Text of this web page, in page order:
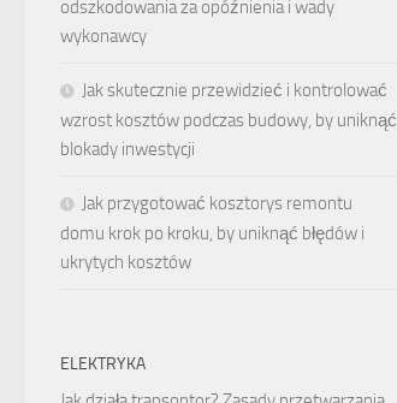
odszkodowania za opóźnienia i wady
wykonawcy
Jak skutecznie przewidzieć i kontrolować
wzrost kosztów podczas budowy, by uniknąć
blokady inwestycji
Jak przygotować kosztorys remontu
domu krok po kroku, by uniknąć błędów i
ukrytych kosztów
ELEKTRYKA